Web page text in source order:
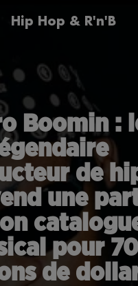
Hip Hop & R'n'B
Boomin :
de
une
pour 70
de